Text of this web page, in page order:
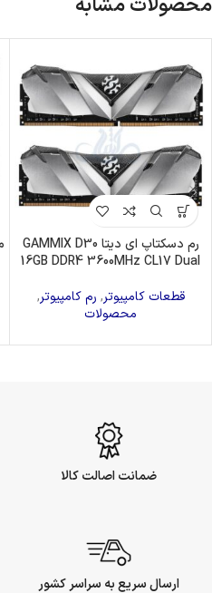
رم دسکتاپ ای دیتا GAMMIX D30
16GB DDR4 3600MHz CL17 Dual
قطعات کامپیوتر, رم کامپیوتر,
محصولات
ضمانت اصالت کالا
ارسال سریع به سراسر کشور